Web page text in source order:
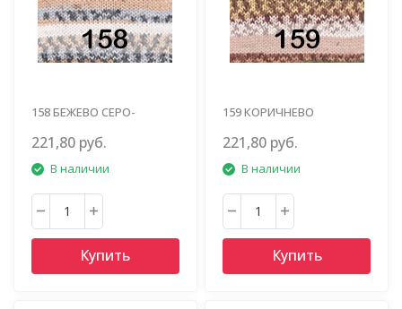
158 БЕЖЕВО СЕРО-
221,80 руб.
В наличии
Купить
159 КОРИЧНЕВО
221,80 руб.
В наличии
Купить